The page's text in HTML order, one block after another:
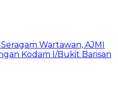
Wartawan, AJMI
Kodam I/Bukit Barisan